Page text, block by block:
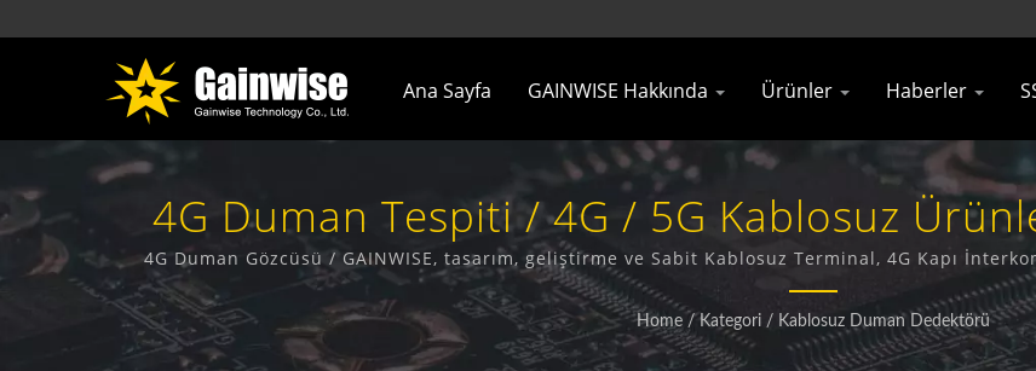
Ana Sayfa GAINWISE Hakkında Ürünler Haberler
4G Duman Tespiti / 4G / 5G Kablosuz
Technology Co., Ltd.
4G Duman Gözcüsü / GAINWISE, tasarım, geliştirme ve Sabit Kablosuz Terminal, 4G Kapı
konusunda uzmanlaşmış bir üretici ve
Home / Kategori / Kablosuz Duman Dedektörü